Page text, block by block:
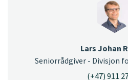
Lars Johan
Seniorrådgiver - Divisjon
(+47) 911